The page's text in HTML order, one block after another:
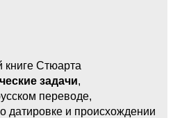
книге Стюарта
задачи,
переводе,
датировке и происхождении